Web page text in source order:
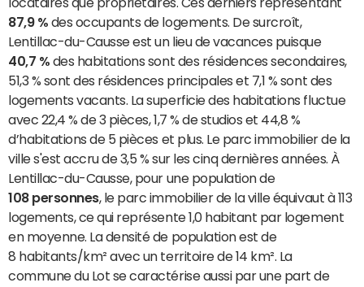
87,9 % des occupants de logements. De surcroît,
Lentillac-du-Causse est un lieu de vacances puisque
40,7 % des habitations sont des résidences secondaires,
51,3 % sont des résidences principales et 7,1 % sont des
logements vacants. La superficie des habitations fluctue
avec 22,4 % de 3 pièces, 1,7 % de studios et 44,8 %
d’habitations de 5 pièces et plus. Le parc immobilier de la
ville s'est accru de 3,5 % sur les cinq dernières années. À
Lentillac-du-Causse, pour une population de
108 personnes, le parc immobilier de la ville équivaut à 113
logements, ce qui représente 1,0 habitant par logement
en moyenne. La densité de population est de
8 habitants/km² avec un territoire de 14 km². La
commune du Lot se caractérise aussi par une part de